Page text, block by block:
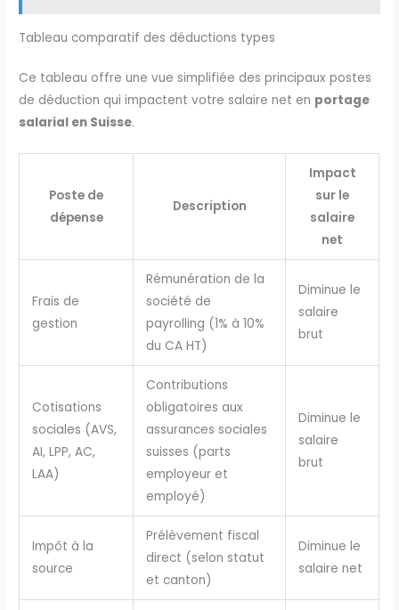
Tableau comparatif des déductions types
Ce tableau offre une vue simplifiée des principaux postes
de déduction qui impactent votre salaire net en portage
salarial en Suisse.
Poste de
dépense
Description
Impact
sur le
salaire
net
Frais de
gestion
Rémunération de la
société de
payrolling (1% à 10%
du CA HT)
Diminue le
salaire
brut
Cotisations
sociales (AVS,
AI, LPP, AC,
LAA)
Contributions
obligatoires aux
assurances sociales
suisses (parts
employeur et
employé)
Diminue le
salaire
brut
Impôt à la
source
Prélèvement fiscal
direct (selon statut
et canton)
Diminue le
salaire net